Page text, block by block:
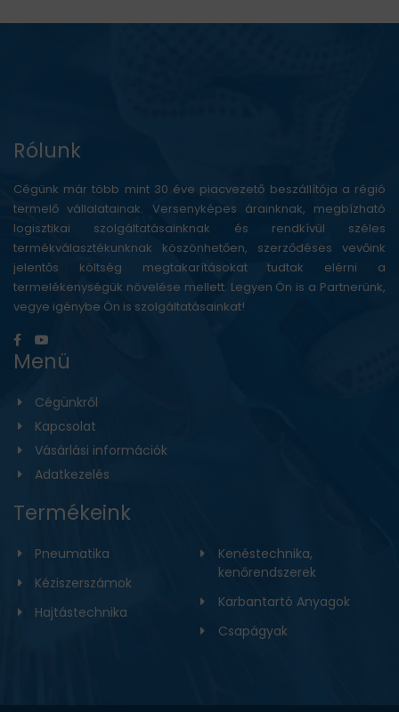
Rólunk
Cégünk már több mint 30 éve piacvezető beszállítója a régió
termelő vállalatainak. Versenyképes árainknak, megbízható
logisztikai szolgáltatásainknak és rendkívül széles
termékválasztékunknak köszönhetően, szerződéses vevőink
jelentős költség megtakarításokat tudtak elérni a
termelékenységük növelése mellett. Legyen Ön is a Partnerünk,
vegye igénybe Ön is szolgáltatásainkat!
Menü
Cégünkről
Kapcsolat
Vásárlási információk
Adatkezelés
Termékeink
Pneumatika
Kéziszerszámok
Hajtástechnika
Kenéstechnika,
kenőrendszerek
Karbantartó Anyagok
Csapágyak